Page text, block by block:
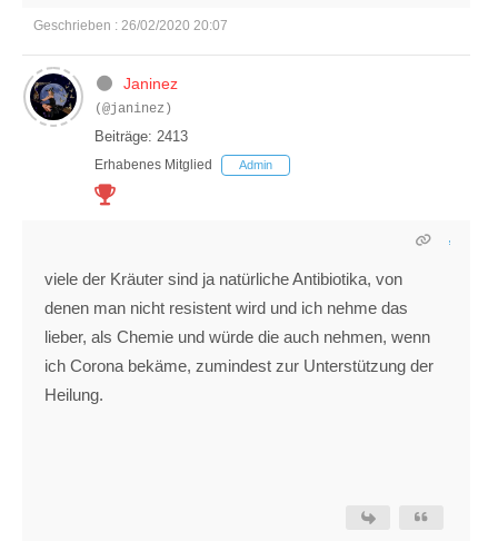
Geschrieben : 26/02/2020 20:07
Janinez
(@janinez)
Beiträge: 2413
Erhabenes Mitglied Admin
viele der Kräuter sind ja natürliche Antibiotika, von
denen man nicht resistent wird und ich nehme das
lieber, als Chemie und würde die auch nehmen, wenn
ich Corona bekäme, zumindest zur Unterstützung der
Heilung.